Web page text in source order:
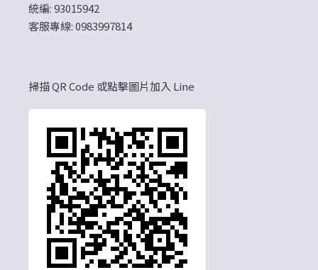
統編: 93015942
客服專線: 0983997814
掃描 QR Code 或點擊圖片加入 Line